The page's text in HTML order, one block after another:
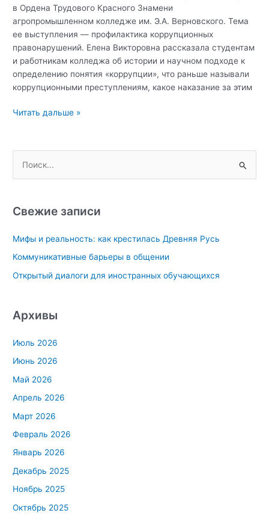
в Ордена Трудового Красного Знамени
агропромышленном колледже им. Э.А. Верновского. Тема
ее выступления — профилактика коррупционных
правонарушений. Елена Викторовна рассказала студентам
и работникам колледжа об истории и научном подходе к
определению понятия «коррупции», что раньше называли
коррупционными преступлениям, какое наказание за этим
Лекция
правонарушений»
Читать дальше »
с
:
Свежие записи
Мифы и реальность: как крестилась Древняя Русь
Коммуникативные барьеры в общении
Открытый диалоги для иностранных обучающихся
Архивы
Июль 2026
Июнь 2026
Май 2026
Апрель 2026
Март 2026
Февраль 2026
Январь 2026
Декабрь 2025
Ноябрь 2025
Октябрь 2025